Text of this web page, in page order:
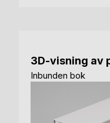
3D-visning av
Inbunden bok